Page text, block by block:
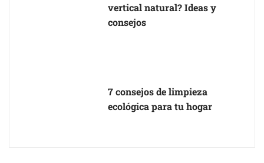
vertical natural? Ideas y
consejos
7 consejos de limpieza
ecológica para tu hogar